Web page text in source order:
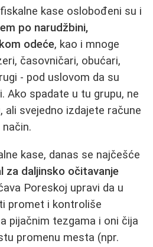
kase oslobođeni su i
po narudžbini,
odeće, kao i mnoge
časovničari, obućari,
- pod uslovom da su
Ako spadate u tu grupu, ne
ali svejedno izdajete račune
kase, danas se najčešće
za daljinsko očitavanje
Poreskoj upravi da u
promet i kontroliše
pijačnim tezgama i oni čija
promenu mesta (npr.